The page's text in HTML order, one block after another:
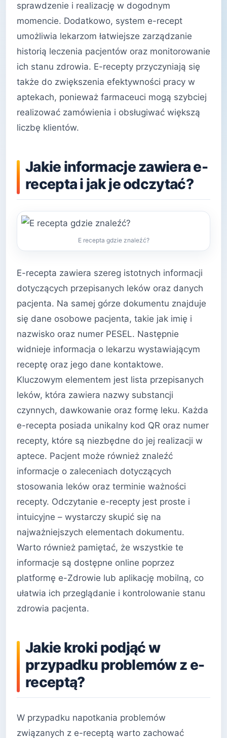
sprawdzenie i realizację w dogodnym
momencie. Dodatkowo, system e-recept
umożliwia lekarzom łatwiejsze zarządzanie
historią leczenia pacjentów oraz monitorowanie
ich stanu zdrowia. E-recepty przyczyniają się
także do zwiększenia efektywności pracy w
aptekach, ponieważ farmaceuci mogą szybciej
realizować zamówienia i obsługiwać większą
liczbę klientów.
Jakie informacje zawiera e-
recepta i jak je odczytać?
E recepta gdzie znaleźć?
E-recepta zawiera szereg istotnych informacji
dotyczących przepisanych leków oraz danych
pacjenta. Na samej górze dokumentu znajduje
się dane osobowe pacjenta, takie jak imię i
nazwisko oraz numer PESEL. Następnie
widnieje informacja o lekarzu wystawiającym
receptę oraz jego dane kontaktowe.
Kluczowym elementem jest lista przepisanych
leków, która zawiera nazwy substancji
czynnych, dawkowanie oraz formę leku. Każda
e-recepta posiada unikalny kod QR oraz numer
recepty, które są niezbędne do jej realizacji w
aptece. Pacjent może również znaleźć
informacje o zaleceniach dotyczących
stosowania leków oraz terminie ważności
recepty. Odczytanie e-recepty jest proste i
intuicyjne – wystarczy skupić się na
najważniejszych elementach dokumentu.
Warto również pamiętać, że wszystkie te
informacje są dostępne online poprzez
platformę e-Zdrowie lub aplikację mobilną, co
ułatwia ich przeglądanie i kontrolowanie stanu
zdrowia pacjenta.
Jakie kroki podjąć w
przypadku problemów z e-
receptą?
W przypadku napotkania problemów
związanych z e-receptą warto zachować